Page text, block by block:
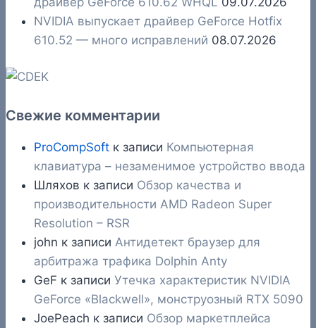
NVIDIA выпускает драйвер GeForce Hotfix
610.52 — много исправлений 08.07.2026
Свежие комментарии
ProCompSoft к записи Компьютерная
клавиатура – незаменимое устройство ввода
Шляхов к записи Обзор качества и
производительности AMD Radeon Super
Resolution – RSR
john к записи Антидетект браузер для
арбитража трафика Dolphin Anty
GeF к записи Утечка характеристик NVIDIA
GeForce «Blackwell», монструозный RTX 5090
JoePeach к записи Обзор маркетплейса